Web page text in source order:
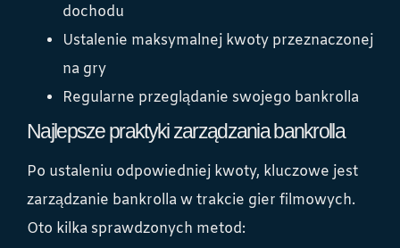
dochodu
Ustalenie maksymalnej kwoty przeznaczonej
na gry
Regularne przeglądanie swojego bankrolla
Najlepsze praktyki zarządzania bankrolla
Po ustaleniu odpowiedniej kwoty, kluczowe jest
zarządzanie bankrolla w trakcie gier filmowych.
Oto kilka sprawdzonych metod: